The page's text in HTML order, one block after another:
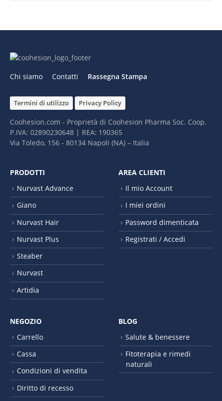
Chi siamo Contatti Rassegna Stampa
Termini di utilizzo Privacy Policy
Coohesion.com - Proprietà di Coohesion Pharma Soc. Coop.
P.IVA: 02890230648 | REA: 190365
Via Toledo, 156 - 80134 Napoli (NA) – It​alia
PRODOTTI
Nurvast Advance
Giano
Nurvast Hair
Nurvast Plus
Steaber
Nurvast
Artidia
AREA CLIENTI
Il mio Account
I miei ordini
Password dimenticata
Registrati / Accedi
NEGOZIO
Carrello
Cassa
Condizioni di vendita
Diritto di recesso
BLOG
Salute & benessere
Fitoterapia e rimedi
naturali